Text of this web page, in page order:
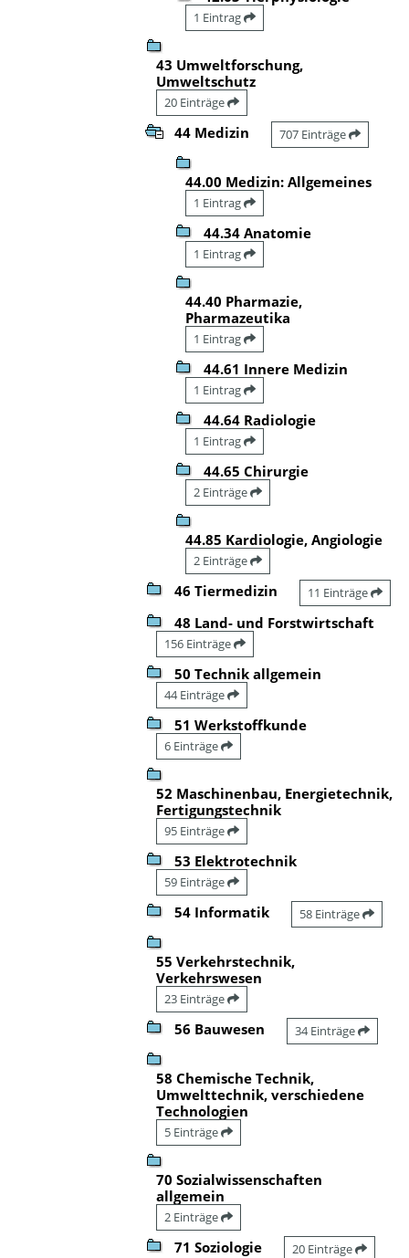
1 Eintrag
43 Umweltforschung,
Umweltschutz
20 Einträge
44 Medizin 707 Einträge
44.00 Medizin: Allgemeines
1 Eintrag
44.34 Anatomie
1 Eintrag
44.40 Pharmazie,
Pharmazeutika
1 Eintrag
44.61 Innere Medizin
1 Eintrag
44.64 Radiologie
1 Eintrag
44.65 Chirurgie
2 Einträge
44.85 Kardiologie, Angiologie
2 Einträge
46 Tiermedizin 11 Einträge
48 Land- und Forstwirtschaft
156 Einträge
50 Technik allgemein
44 Einträge
51 Werkstoffkunde
6 Einträge
52 Maschinenbau, Energietechnik,
Fertigungstechnik
95 Einträge
53 Elektrotechnik
59 Einträge
54 Informatik 58 Einträge
55 Verkehrstechnik,
Verkehrswesen
23 Einträge
56 Bauwesen 34 Einträge
58 Chemische Technik,
Umwelttechnik, verschiedene
Technologien
5 Einträge
70 Sozialwissenschaften
allgemein
2 Einträge
71 Soziologie 20 Einträge